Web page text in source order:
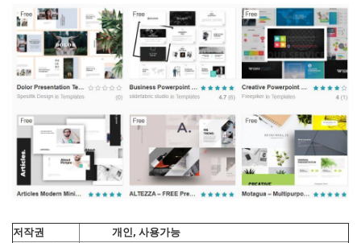
저작권
개인, 사용가능